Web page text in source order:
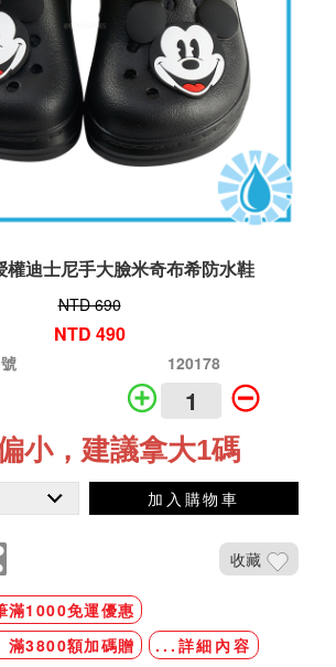
權迪士尼手大臉米奇布希防水鞋
NTD 690
NTD 490
120178
小，建議拿大1碼
加入購物車
收藏
滿1000免運優惠
滿3800額加碼贈
...詳細內容